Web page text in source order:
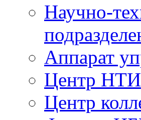
Научно-
Аппарат
Центр НТИ
Центр